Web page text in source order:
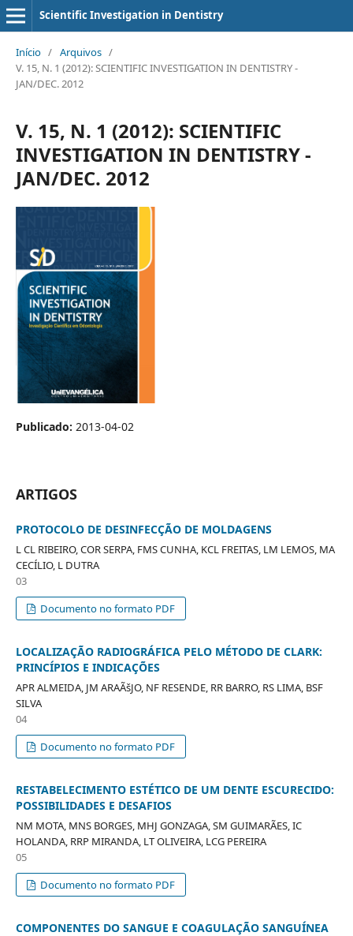
Scientific Investigation in Dentistry
Início / Arquivos /
V. 15, N. 1 (2012): SCIENTIFIC INVESTIGATION IN DENTISTRY -
JAN/DEC. 2012
V. 15, N. 1 (2012): SCIENTIFIC
INVESTIGATION IN DENTISTRY -
JAN/DEC. 2012
Publicado: 2013-04-02
ARTIGOS
PROTOCOLO DE DESINFECÇÃO DE MOLDAGENS
L CL RIBEIRO, COR SERPA, FMS CUNHA, KCL FREITAS, LM LEMOS, MA
CECÍLIO, L DUTRA
03
Documento no formato PDF
LOCALIZAÇÃO RADIOGRÁFICA PELO MÉTODO DE CLARK:
PRINCÍPIOS E INDICAÇÕES
APR ALMEIDA, JM ARAÃšJO, NF RESENDE, RR BARRO, RS LIMA, BSF
SILVA
04
Documento no formato PDF
RESTABELECIMENTO ESTÉTICO DE UM DENTE ESCURECIDO:
POSSIBILIDADES E DESAFIOS
NM MOTA, MNS BORGES, MHJ GONZAGA, SM GUIMARÃES, IC
HOLANDA, RRP MIRANDA, LT OLIVEIRA, LCG PEREIRA
05
Documento no formato PDF
COMPONENTES DO SANGUE E COAGULAÇÃO SANGUÍNEA